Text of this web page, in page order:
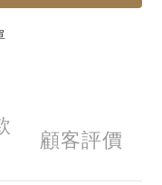
顧客評價